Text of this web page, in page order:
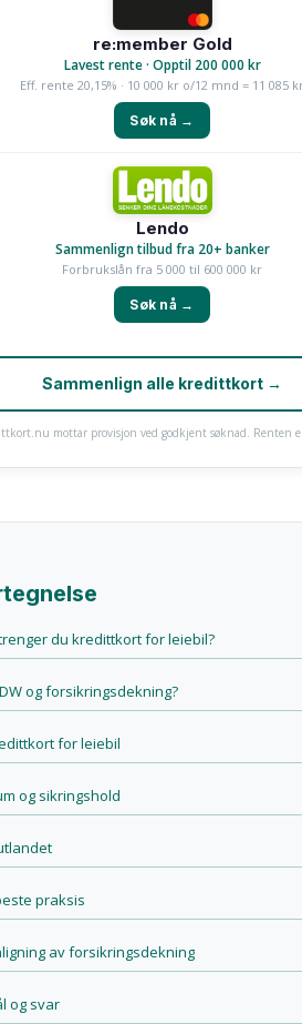
du kredittkort for leiebil?
og forsikringsdekning?
for leiebil
og sikringshold
praksis
av forsikringsdekning
og svar
re:member Gold
Lavest rente · Opptil 200 000 kr
Eff. rente 20,15% · 10 000 kr o/12 mnd = 11 085
Søk nå →
Lendo
Sammenlign tilbud fra 20+ banker
Forbrukslån fra 5 000 til 600 000 kr
Søk nå →
Sammenlign alle kredittkort →
mottar provisjon ved godkjent søknad. Renten